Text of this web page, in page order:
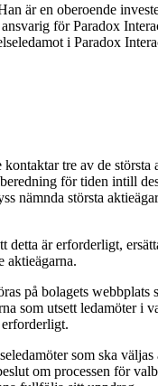
är en oberoende
för Paradox
i Paradox
tre av de
för tiden intill
största
är erforderligt,
aktieägarna.
på bolagets
som utsett ledamöter
som ska
om processen för